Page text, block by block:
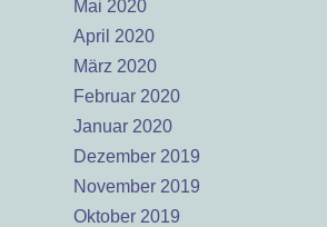
Mai 2020
April 2020
März 2020
Februar 2020
Januar 2020
Dezember 2019
November 2019
Oktober 2019